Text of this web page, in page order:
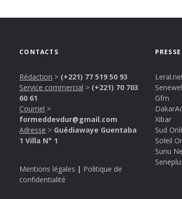
CONTACTS
Rédaction > (+221) 77 519 50 93
Service commercial > (+221) 70 703
60 61
Courriel >
formeddevdur@gmail.com
Adresse > Guédiawaye Guentaba
1 Villa N° 1
Mentions légales | Politique de
confidentialité
Gfm
Xibar
Sud
Soleil
Sunu